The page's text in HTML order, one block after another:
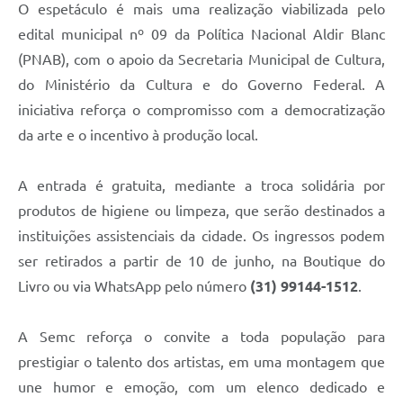
O espetáculo é mais uma realização viabilizada pelo
edital municipal nº 09 da Política Nacional Aldir Blanc
(PNAB), com o apoio da Secretaria Municipal de Cultura,
do Ministério da Cultura e do Governo Federal. A
iniciativa reforça o compromisso com a democratização
da arte e o incentivo à produção local.
A entrada é gratuita, mediante a troca solidária por
produtos de higiene ou limpeza, que serão destinados a
instituições assistenciais da cidade. Os ingressos podem
ser retirados a partir de 10 de junho, na Boutique do
Livro ou via WhatsApp pelo número (31) 99144-1512.
A Semc reforça o convite a toda população para
prestigiar o talento dos artistas, em uma montagem que
une humor e emoção, com um elenco dedicado e